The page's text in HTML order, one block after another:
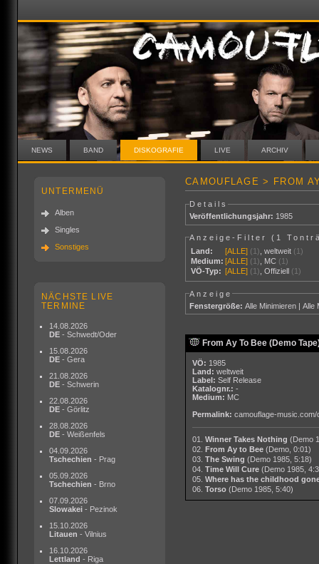
NEWS BAND DISKOGRAFIE LIVE ARCHIV
UNTERMENÜ
Alben
Singles
Sonstiges
NÄCHSTE LIVE
TERMINE
14.08.2026
DE - Schwedt/Oder
15.08.2026
DE - Gera
21.08.2026
DE - Schwerin
22.08.2026
DE - Görlitz
28.08.2026
DE - Weißenfels
04.09.2026
Tschechien - Prag
05.09.2026
Tschechien - Brno
07.09.2026
Slowakei - Pezinok
15.10.2026
Litauen - Vilnius
16.10.2026
Lettland - Riga
CAMOUFLAGE > FROM
Details
Veröffentlichungsjahr: 1985
Anzeige-Filter ( 1
Land:
[ALLE] (1) ,weltweit (1)
Medium: [ALLE] (1) MC (1)
VÖ-Typ: [ALLE] (1) ,Offiziell (1)
Anzeige
Fenstergröße: Alle Minimieren |Alle
From Ay To Bee (Demo
VÖ: 1985
Land: weltweit
Label: Self Release
Katalognr.: -
Medium: MC
Permalink: camouflage-music.com/
01. Winner Takes Nothing (Demo
02.
From Ay to Bee (Demo, 0:01)
03. The Swing (Demo 1985, 5:18)
04. Time Will Cure (Demo 1985,
05. Where has the childhood
06. Torso (Demo 1985, 5:40)